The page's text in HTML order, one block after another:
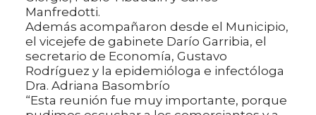
Manfredotti.
Además acompañaron desde el Municipio,
el vicejefe de gabinete Darío Garribia, el
secretario de Economía, Gustavo
Rodríguez y la epidemióloga e infectóloga
Dra. Adriana Basombrío
“Esta reunión fue muy importante, porque